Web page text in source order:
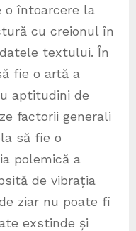
o întoarcere la
cu creionul în
textului. În
fie o artă a
aptitudini de
factorii generali
să fie o
polemică a
de vibrația
ziar nu poate fi
exstinde și